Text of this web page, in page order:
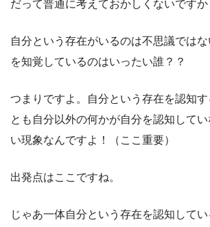
だって普通に考えておかしくないですか
自分という存在がいるのは不思議では
を知覚しているのはいったい誰？？
つまりですよ。自分という存在を認知す
とも自分以外の何かが自分を認知して
い現象なんですよ！（ここ重要）
出発点はここですね。
じゃあ一体自分という存在を認知して